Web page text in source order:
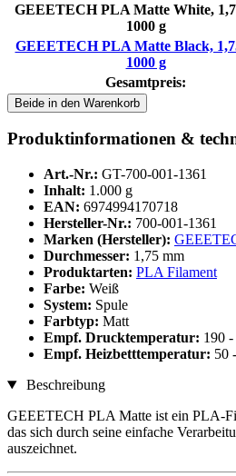
GEEETECH PLA Matte White,
1000 g
GEEETECH PLA Matte Black,
1000 g
Gesamtpreis:
Beide in den Warenkorb
Produktinformationen &
Art.-Nr.: GT-700-001-1361
Inhalt: 1.000 g
EAN: 6974994170718
Hersteller-Nr.: 700-001-1361
Marken (Hersteller):
Durchmesser: 1,75 mm
Produktarten: PLA Filament
Farbe: Weiß
System: Spule
Farbtyp: Matt
Empf. Drucktemperatur: 190 -
Empf. Heizbetttemperatur: 50
Beschreibung
GEEETECH PLA Matte ist ein PLA-
das sich durch seine einfache
auszeichnet.